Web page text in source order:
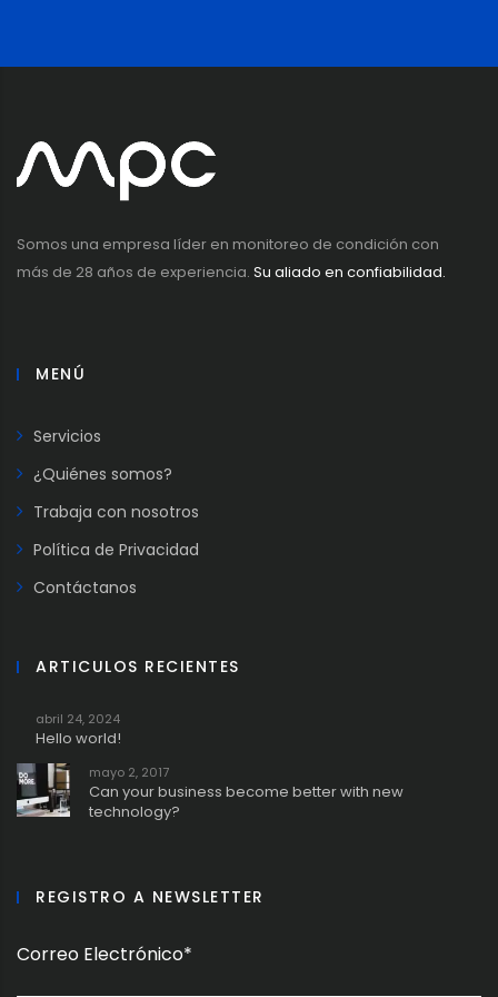
Somos una empresa líder en monitoreo de condición con
más de 28 años de experiencia. Su aliado en confiabilidad.
MENÚ
Servicios
¿Quiénes somos?
Trabaja con nosotros
Política de Privacidad
Contáctanos
ARTICULOS RECIENTES
Hello world!
abril 24, 2024
Can your business become better with new
technology?
mayo 2, 2017
REGISTRO A NEWSLETTER
Correo Electrónico*